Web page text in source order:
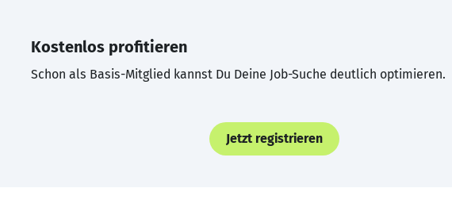
Kostenlos profitieren
Schon als Basis-Mitglied kannst Du Deine Job-Suche deutlich optimieren.
Jetzt registrieren